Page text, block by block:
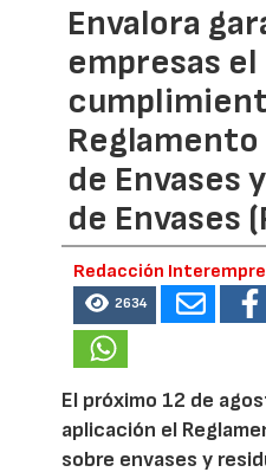
Envalora
empresas el
de Envases
de Envases
Redacción
2634
El próximo 12 de
aplicación el
sobre envases y